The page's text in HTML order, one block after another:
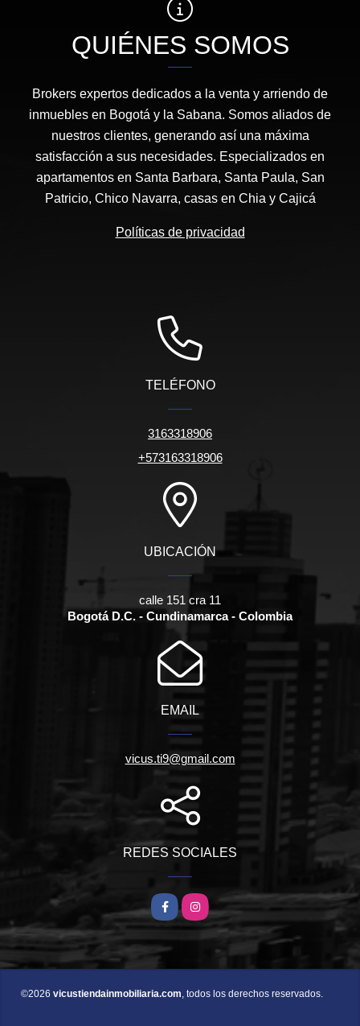
QUIÉNES SOMOS
Brokers expertos dedicados a la venta y arriendo de
inmuebles en Bogotá y la Sabana. Somos aliados de
nuestros clientes, generando así una máxima
satisfacción a sus necesidades. Especializados en
apartamentos en Santa Barbara, Santa Paula, San
Patricio, Chico Navarra, casas en Chia y Cajicá
Políticas de privacidad
TELÉFONO
3163318906
+573163318906
UBICACIÓN
calle 151 cra 11
Bogotá D.C. - Cundinamarca - Colombia
EMAIL
vicus.ti9@gmail.com
REDES SOCIALES
FacebookInstagram
©2026 vicustiendainmobiliaria.com, todos los derechos reservados.